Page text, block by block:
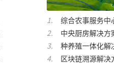
综合农事服务中
中央厨房解决方
种养殖一体化解
区块链溯源解决